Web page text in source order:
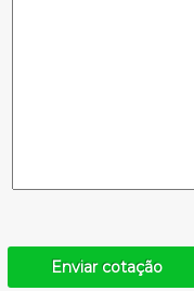
Enviar cotação